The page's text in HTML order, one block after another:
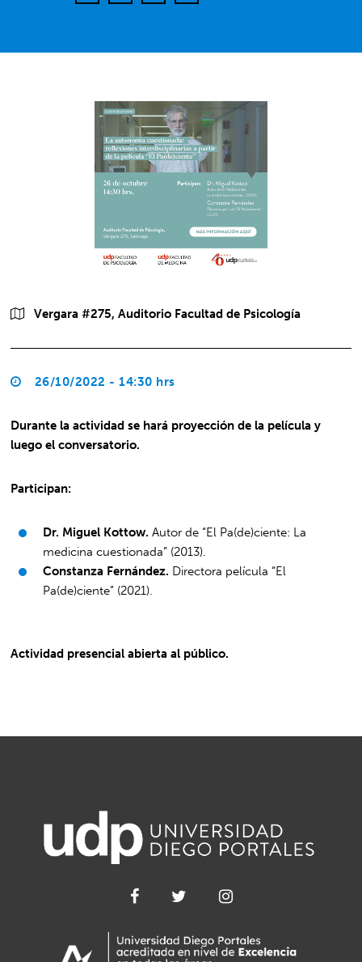
Vergara #275, Auditorio Facultad de Psicología
26/10/2022 - 14:30 hrs
Durante la actividad se hará proyección de la película y
luego el conversatorio.
Participan:
Dr. Miguel Kottow.Autor de “El Pa(de)ciente: La
medicina cuestionada” (2013).
Constanza Fernández. Directora película “El
Pa(de)ciente” (2021).
Actividad presencial abierta al público.